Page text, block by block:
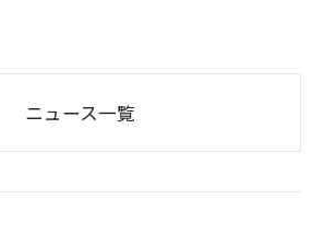
ニュース一覧